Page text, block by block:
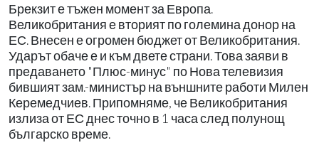
Брекзит е тъжен момент за Европа.
Великобритания е вторият по големина донор на
ЕС. Внесен е огромен бюджет от Великобритания.
Ударът обаче е и към двете страни. Това заяви в
предаването "Плюс-минус" по Нова телевизия
бившият зам.-министър на външните работи Милен
Керемедчиев. Припомняме, че Великобритания
излиза от ЕС днес точно в 1 часа след полунощ
българско време.